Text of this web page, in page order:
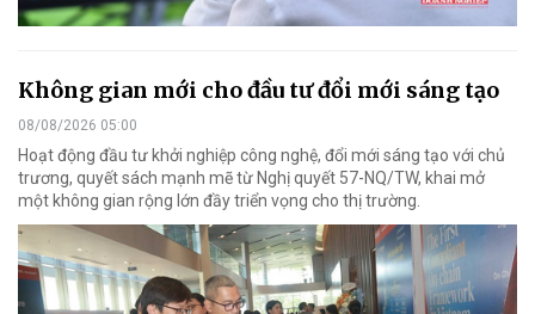
Không gian mới cho đầu tư đổi mới sáng tạo
08/08/2026 05:00
Hoạt động đầu tư khởi nghiệp công nghệ, đổi mới sáng tạo với chủ
trương, quyết sách mạnh mẽ từ Nghị quyết 57-NQ/TW, khai mở
một không gian rộng lớn đầy triển vọng cho thị trường.